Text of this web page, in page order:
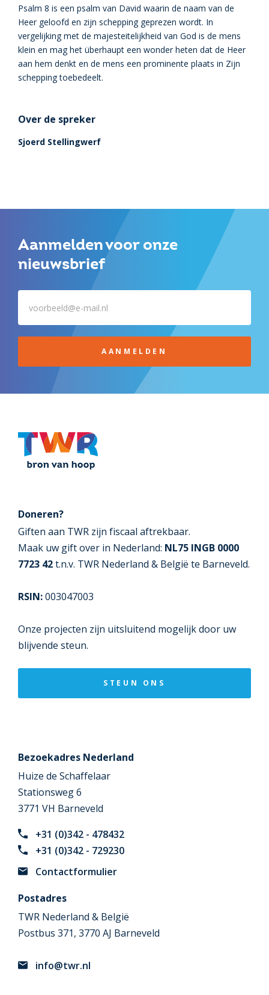
Psalm 8 is een psalm van David waarin de naam van de
Heer geloofd en zijn schepping geprezen wordt. In
vergelijking met de majesteitelijkheid van God is de mens
klein en mag het überhaupt een wonder heten dat de Heer
aan hem denkt en de mens een prominente plaats in Zijn
schepping toebedeelt.
Over de spreker
Sjoerd Stellingwerf
Aanmelden voor onze
nieuwsbrief
AANMELDEN
Doneren?
Giften aan TWR zijn fiscaal aftrekbaar.
Maak uw gift over in Nederland: NL75 INGB 0000
7723 42t.n.v. TWR Nederland & België te Barneveld.
RSIN:003047003
Onze projecten zijn uitsluitend mogelijk door uw
blijvende steun.
STEUN ONS
Bezoekadres Nederland
Huize de Schaffelaar
Stationsweg 6
3771 VH Barneveld
+31 (0)342 - 478432
+31 (0)342 - 729230
Contactformulier
Postadres
TWR Nederland & België
Postbus 371, 3770 AJ Barneveld
info@twr.nl